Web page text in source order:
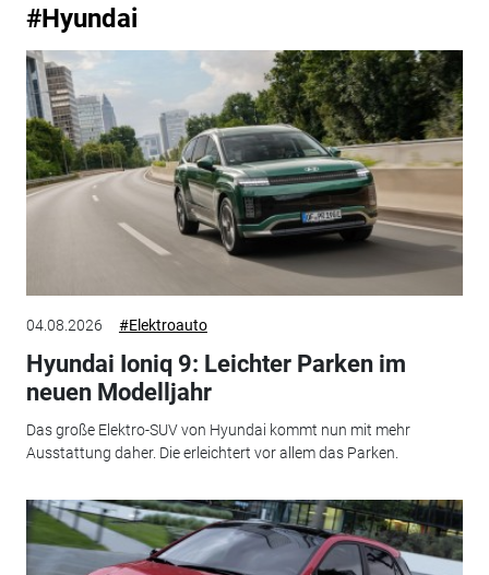
#Hyundai
04.08.2026 #Elektroauto
Hyundai Ioniq 9: Leichter Parken im
neuen Modelljahr
Das große Elektro-SUV von Hyundai kommt nun mit mehr
Ausstattung daher. Die erleichtert vor allem das Parken.